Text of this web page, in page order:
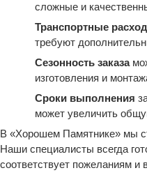
сложные и
Транспортные
требуют
Сезонность заказа
изготовления и
Сроки выполнения
может увеличить
В «Хорошем Памятнике» мы
Наши специалисты всегда
соответствует пожеланиям и